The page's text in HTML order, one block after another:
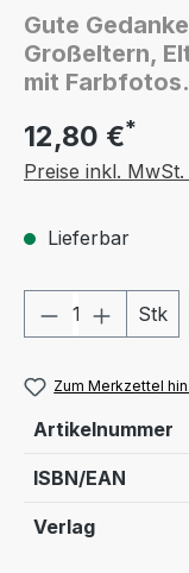
Gute
Großeltern,
mit Farbfotos.
12,80 €*
Preise inkl.
Lieferbar
ProduktStk
Zum Merkzettel
Artikelnummer
ISBN/EAN
Verlag